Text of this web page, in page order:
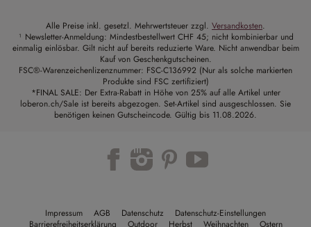
Alle Preise inkl. gesetzl. Mehrwertsteuer zzgl. Versandkosten.
¹ Newsletter-Anmeldung: Mindestbestellwert CHF 45; nicht kombinierbar und
einmalig einlösbar. Gilt nicht auf bereits reduzierte Ware. Nicht anwendbar beim
Kauf von Geschenkgutscheinen.
FSC®-Warenzeichenlizenznummer: FSC-C136992 (Nur als solche markierten
Produkte sind FSC zertifiziert)
*FINAL SALE: Der Extra-Rabatt in Höhe von 25% auf alle Artikel unter
loberon.ch/Sale ist bereits abgezogen. Set-Artikel sind ausgeschlossen. Sie
benötigen keinen Gutscheincode. Gültig bis 11.08.2026.
Impressum AGB Datenschutz
Datenschutz-Einstellungen
Barrierefreiheitserklärung
Outdoor Herbst Weihnachten Ostern